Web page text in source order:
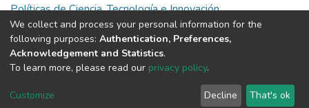
Políticas de Ciencia, Tecnología e Innovación
Full item page
DSpace software copyright © 2002-2026
Cookie
End User
Send
We collect and process your personal information for the
following purposes: Authentication, Preferences,
Acknowledgement and Statistics.
To learn more, please read our privacy policy.
Customize Decline That's ok